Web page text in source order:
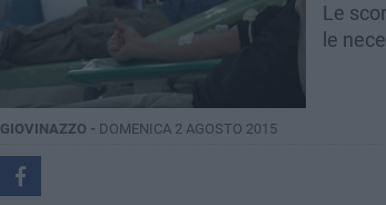
Le
le
GIOVINAZZO - DOMENICA 2 AGOSTO 2015